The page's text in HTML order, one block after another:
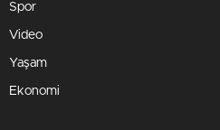
Spor
Video
Yaşam
Ekonomi